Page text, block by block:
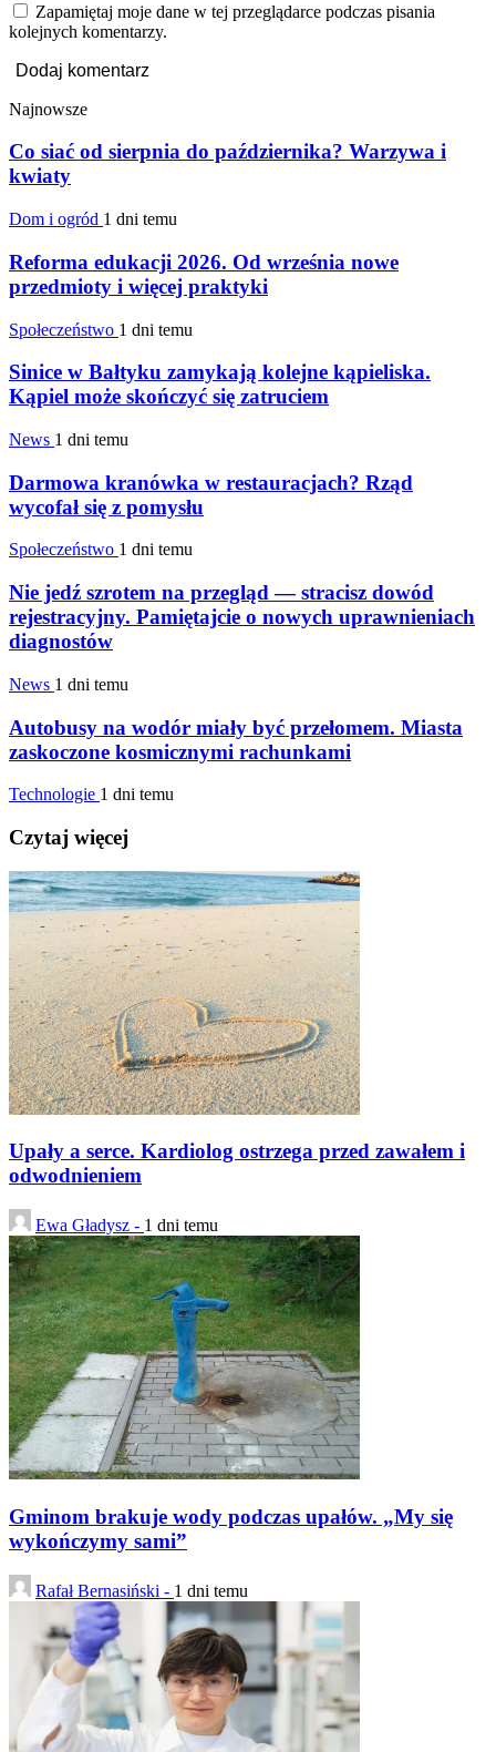
Zapamiętaj moje dane w tej przeglądarce podczas pisania
kolejnych komentarzy.
Najnowsze
Co siać od sierpnia do października? Warzywa i
kwiaty
Dom i ogród 1 dni temu
Reforma edukacji 2026. Od września nowe
przedmioty i więcej praktyki
Społeczeństwo 1 dni temu
Sinice w Bałtyku zamykają kolejne kąpieliska.
Kąpiel może skończyć się zatruciem
News 1 dni temu
Darmowa kranówka w restauracjach? Rząd
wycofał się z pomysłu
Społeczeństwo 1 dni temu
Nie jedź szrotem na przegląd — stracisz dowód
rejestracyjny. Pamiętajcie o nowych uprawnieniach
diagnostów
News 1 dni temu
Autobusy na wodór miały być przełomem. Miasta
zaskoczone kosmicznymi rachunkami
Technologie 1 dni temu
Czytaj więcej
Upały a serce. Kardiolog ostrzega przed zawałem i
odwodnieniem
Ewa Gładysz - 1 dni temu
Gminom brakuje wody podczas upałów. „My się
wykończymy sami”
Rafał Bernasiński - 1 dni temu